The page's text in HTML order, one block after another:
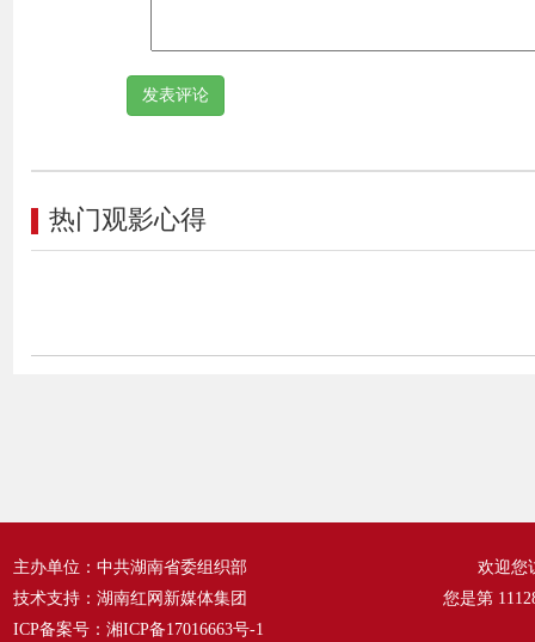
热门观影心得
主办单位：中共湖南省委组织部
技术支持：湖南红网新媒体集团
ICP备案号： 湘ICP备17016663号-1
欢迎您
您是第